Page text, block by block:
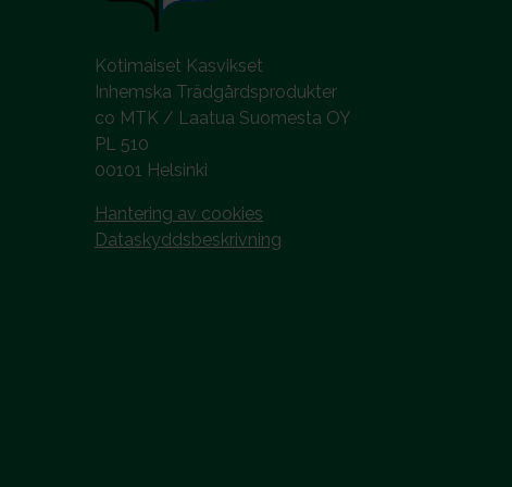
Kotimaiset Kasvikset
Inhemska Trädgårdsprodukter
co MTK / Laatua Suomesta OY
PL 510
00101 Helsinki
Hantering av cookies
Dataskyddsbeskrivning